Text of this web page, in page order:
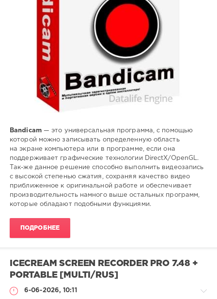
Bandicam— это универсальная программа, с помощью
которой можно записывать определенную область
на экране компьютера или в программе, если она
поддерживает графические технологии DirectX/OpenGL.
Так-же данное решение способно выполнить видеозапись
с высокой степенью сжатия, сохраняя качество видео
приближенное к оригинальной работе и обеспечивает
производительность намного выше остальных программ,
которые обладают подобными функциями.
ПОДРОБНЕЕ
ICECREAM SCREEN RECORDER PRO 7.48 +
PORTABLE [MULTI/RUS]
6-06-2026, 10:11